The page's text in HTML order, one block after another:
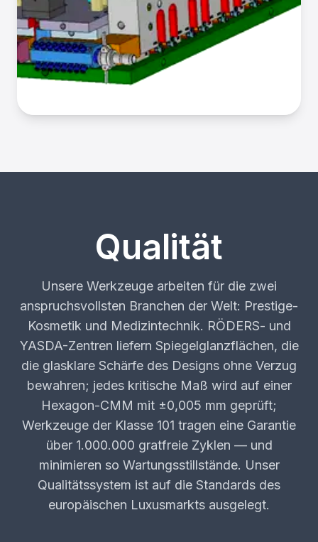
Qualität
Unsere Werkzeuge arbeiten für die zwei
anspruchsvollsten Branchen der Welt: Prestige-
Kosmetik und Medizintechnik. RÖDERS- und
YASDA-Zentren liefern Spiegelglanzflächen, die
die glasklare Schärfe des Designs ohne Verzug
bewahren; jedes kritische Maß wird auf einer
Hexagon-CMM mit ±0,005 mm geprüft;
Werkzeuge der Klasse 101 tragen eine Garantie
über 1.000.000 gratfreie Zyklen — und
minimieren so Wartungsstillstände. Unser
Qualitätssystem ist auf die Standards des
europäischen Luxusmarkts ausgelegt.